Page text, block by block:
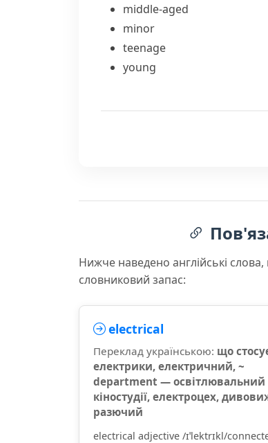
middle-aged
minor
teenage
young
Нижче наведено англійські слова,
словниковий запас:
electrical
Переклад українською: що
електрики, електричний, ~
department — освітлювальний
кіностудії, електроцех,
разючий
electrical adjective /ɪˈlektrɪkl/